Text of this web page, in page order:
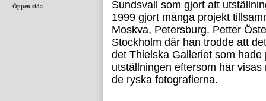
Sundsvall som gjort att
1999 gjort många projekt
Moskva, Petersburg. Petter
Stockholm där han trodde att
det Thielska Galleriet som
utställningen eftersom här
de ryska fotografierna.